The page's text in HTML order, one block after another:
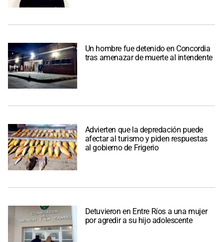
Un hombre fue detenido en Concordia
tras amenazar de muerte al intendente
Advierten que la depredación puede
afectar al turismo y piden respuestas
al gobierno de Frigerio
Detuvieron en Entre Ríos a una mujer
por agredir a su hijo adolescente